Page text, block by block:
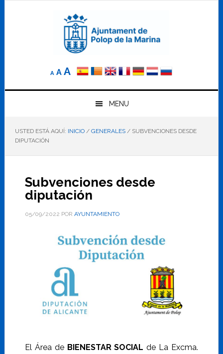
A
Reducir
elA Tamaño
AAumentar
el
tamaño
letra
MENU
USTED ESTÁ AQUÍ: INICIO / GENERALES /SUBVENCIONES DESDE
DIPUTACIÓN
Subvenciones desde
diputación
05/09/2022 POR AYUNTAMIENTO
El Área de BIENESTAR SOCIAL de La Excma.